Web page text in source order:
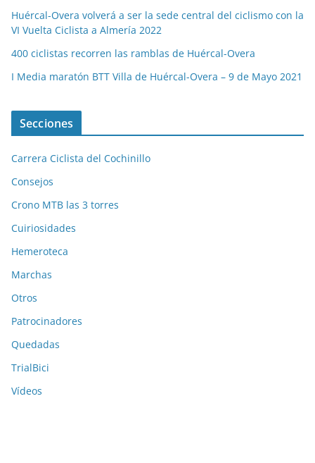
Huércal-Overa volverá a ser la sede central del ciclismo con la
VI Vuelta Ciclista a Almería 2022
400 ciclistas recorren las ramblas de Huércal-Overa
I Media maratón BTT Villa de Huércal-Overa – 9 de Mayo 2021
Secciones
Carrera Ciclista del Cochinillo
Consejos
Crono MTB las 3 torres
Cuiriosidades
Hemeroteca
Marchas
Otros
Patrocinadores
Quedadas
TrialBici
Vídeos